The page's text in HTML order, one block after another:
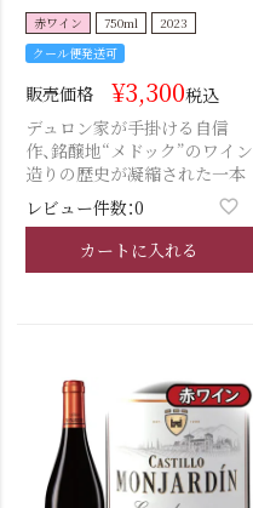
赤ワイン 750ml
2023
クール便発送可
販売価格 ¥3,300税込
デュロン家が手掛ける自信
作、銘醸地“メドック”のワイン
造りの歴史が凝縮された一本
レビュー件数：0
カートに入れる